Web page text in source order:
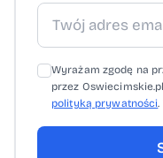
Wyrażam zgodę na
przez
polityką prywatności